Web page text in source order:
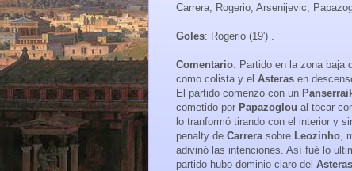
Carrera, Rogerio, Arsenijevic;
Goles: Rogerio (19') .
Comentario: Partido en la zona baja
como colista y el Asteras en
El partido comenzó con un
cometido por Papazoglou al tocar
lo tranformó tirando con el interior y
penalty de Carrera sobre Leozinho ,
adivinó las intenciones. Así fué lo
partido hubo dominio claro del